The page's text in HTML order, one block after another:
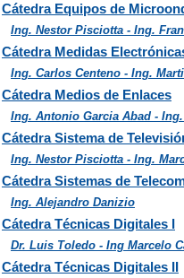
Cátedra Equipos de
Ing. Nestor Pisciotta - Ing.
Cátedra Medidas
Ing. Carlos Centeno - Ing.
Cátedra Medios de Enlaces
Ing. Antonio Garcia Abad -
Cátedra Sistema de
Ing. Nestor Pisciotta - Ing.
Cátedra Sistemas de
Ing. Alejandro Danizio
Cátedra Técnicas Digitales I
Dr. Luis Toledo - Ing Marcelo
Cátedra Técnicas Digitales II